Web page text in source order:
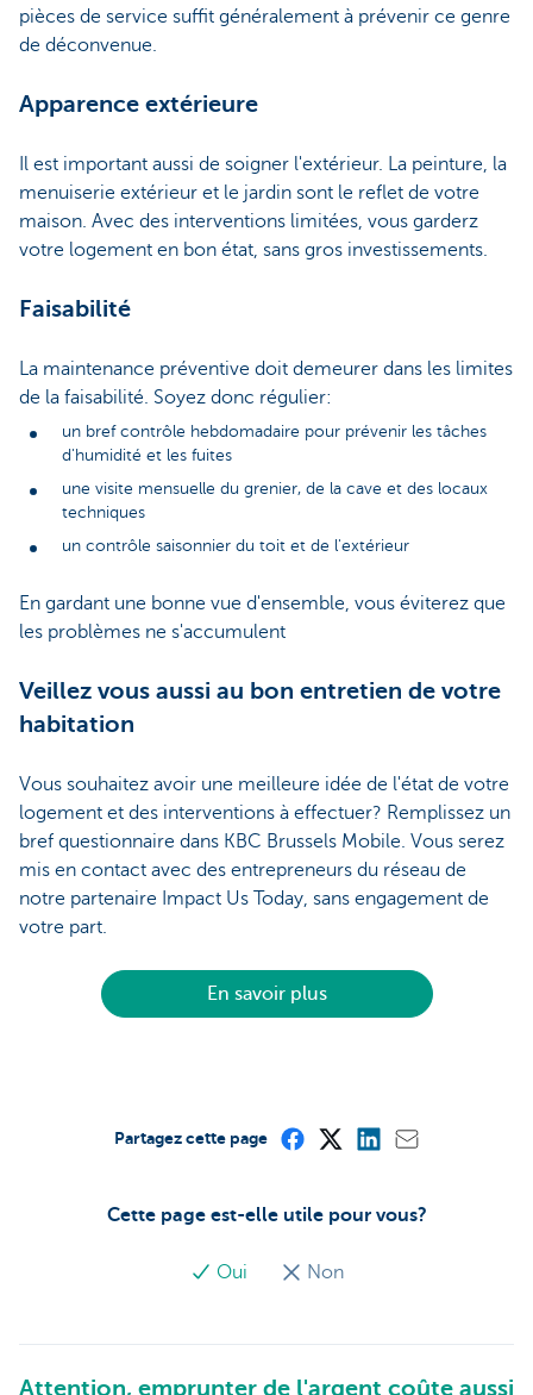
pièces de service suffit généralement à prévenir ce genre
de déconvenue.
Apparence extérieure
Il est important aussi de soigner l'extérieur. La peinture, la
menuiserie extérieur et le jardin sont le reflet de votre
maison. Avec des interventions limitées, vous garderz
votre logement en bon état, sans gros investissements.
Faisabilité
La maintenance préventive doit demeurer dans les limites
de la faisabilité. Soyez donc régulier:
un bref contrôle hebdomadaire pour prévenir les tâches
d'humidité et les fuites
une visite mensuelle du grenier, de la cave et des locaux
techniques
un contrôle saisonnier du toit et de l'extérieur
En gardant une bonne vue d'ensemble, vous éviterez que
les problèmes ne s'accumulent
Veillez vous aussi au bon entretien de votre
habitation
Vous souhaitez avoir une meilleure idée de l'état de votre
logement et des interventions à effectuer? Remplissez un
bref questionnaire dans KBC Brussels Mobile. Vous serez
mis en contact avec des entrepreneurs du réseau de
notre partenaire Impact Us Today, sans engagement de
votre part.
En savoir plus
Cette page est-elle utile pour vous?
Oui Non
Partagez cette page
Attention, emprunter de l'argent coûte aussi